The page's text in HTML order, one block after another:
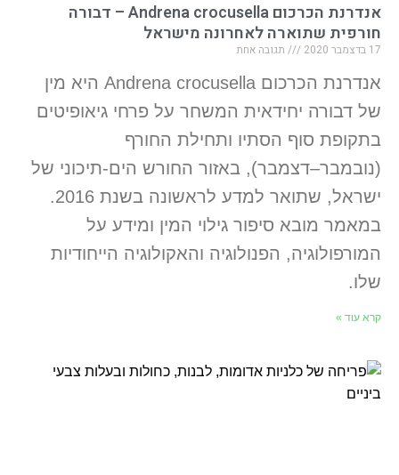
אנדרנת הכרכום Andrena crocusella – דבורה
חורפית שתוארה לאחרונה מישראל
17 בדצמבר 2020 תגובה אחת
אנדרנת הכרכום Andrena crocusella היא מין
של דבורה יחידאית המשחר על פרחי גיאופיטים
בתקופת סוף הסתיו ותחילת החורף
(נובמבר–דצמבר), באזור החורש הים-תיכוני של
ישראל, שתואר למדע לראשונה בשנת 2016.
במאמר מובא סיפור גילוי המין ומידע על
המורפולוגיה, הפנולוגיה והאקולוגיה הייחודיות
שלו.
קרא עוד »